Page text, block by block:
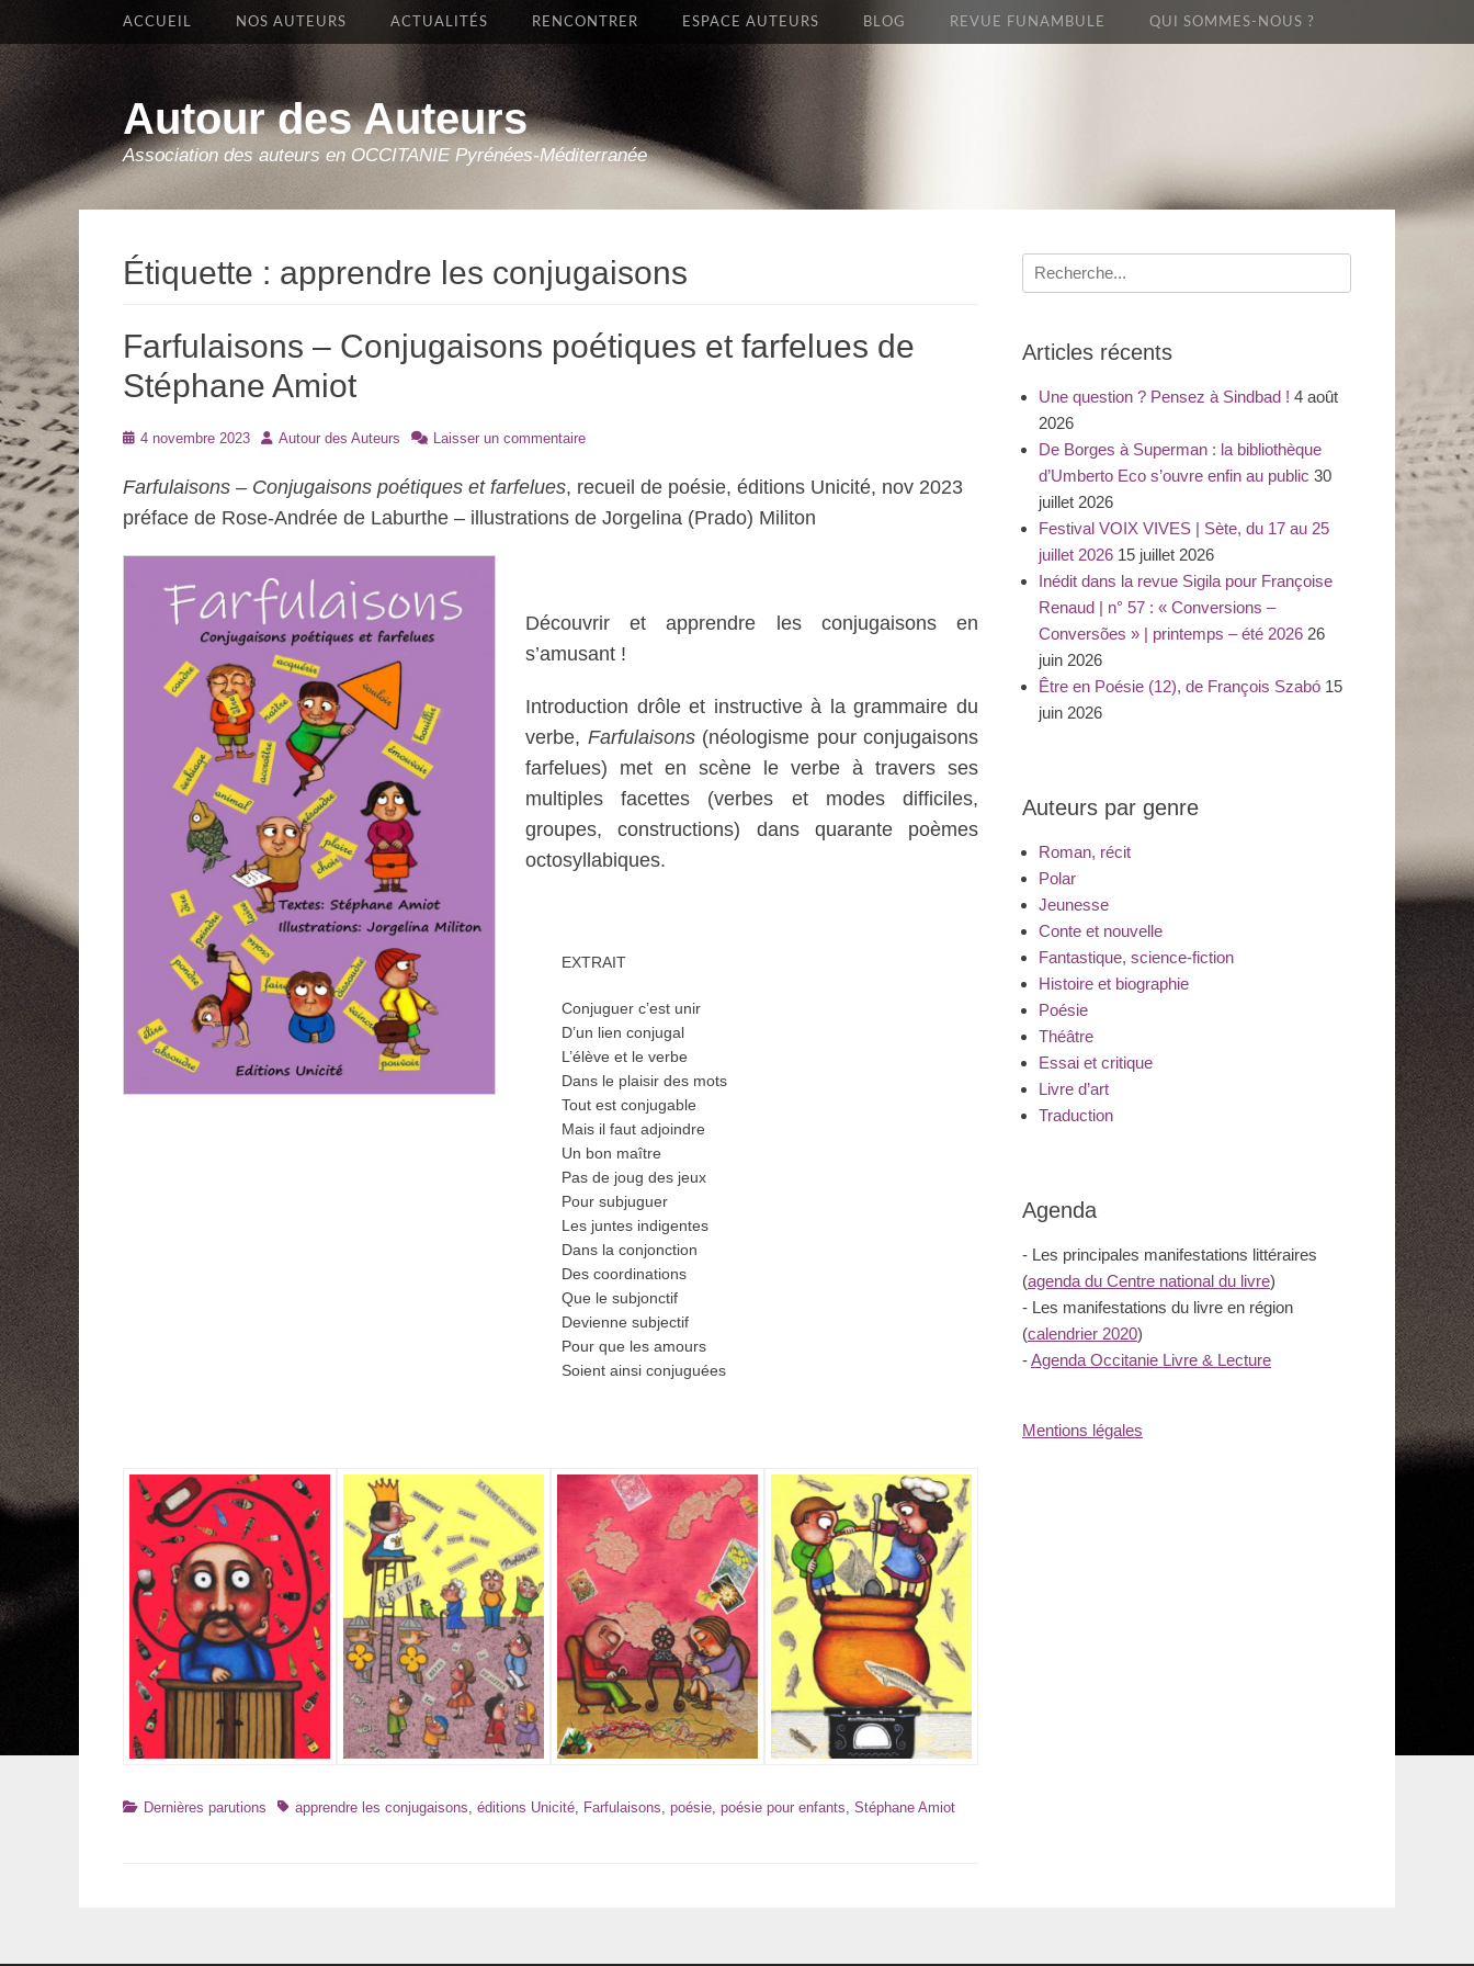
Autour des Auteurs
Association des auteurs en OCCITANIE Pyrénées-Méditerranée
Premier Menu
Aller
ACCUEIL NOS AUTEURS ACTUALITÉS RENCONTRER ESPACE AUTEURS BLOG REVUE FUNAMBULE QUI SOMMES-NOUS ?
Étiquette : apprendre les conjugaisons
Farfulaisons – Conjugaisons poétiques et farfelues de
Stéphane Amiot
Posté4 novembre 2023 Auteur
Autour des Auteurs Laisser un commentaire
Farfulaisons – Conjugaisons poétiques et farfelues, recueil de poésie, éditions Unicité, nov 2023
préface de Rose-Andrée de Laburthe – illustrations de Jorgelina (Prado) Militon
Découvrir et apprendre les conjugaisons en
s’amusant !
Introduction drôle et instructive à la grammaire du
verbe, Farfulaisons(néologisme pour conjugaisons
farfelues) met en scène le verbe à travers ses
multiples facettes (verbes et modes difficiles,
groupes, constructions) dans quarante poèmes
octosyllabiques.
EXTRAIT
Conjuguer c’est unir
D’un lien conjugal
L’élève et le verbe
Dans le plaisir des mots
Tout est conjugable
Mais il faut adjoindre
Un bon maître
Pas de joug des jeux
Pour subjuguer
Les juntes indigentes
Dans la conjonction
Des coordinations
Que le subjonctif
Devienne subjectif
Pour que les amours
Soient ainsi conjuguées
Catégories
Dernières parutions Tagsapprendre les conjugaisons, éditions Unicité, Farfulaisons, poésie, poésie pour enfants, Stéphane Amiot
Recherche
pour
Articles récents
Une question ? Pensez à Sindbad ! 4 août
2026
De Borges à Superman : la bibliothèque
d’Umberto Eco s’ouvre enfin au public 30
juillet 2026
Festival VOIX VIVES | Sète, du 17 au 25
juillet 2026 15 juillet 2026
Inédit dans la revue Sigila pour Françoise
Renaud | n° 57 : « Conversions –
Conversões » | printemps – été 2026 26
juin 2026
Être en Poésie (12), de François Szabó 15
juin 2026
Auteurs par genre
Roman, récit
Polar
Jeunesse
Conte et nouvelle
Fantastique, science-fiction
Histoire et biographie
Poésie
Théâtre
Essai et critique
Livre d’art
Traduction
Agenda
- Les principales manifestations littéraires
(agenda du Centre national du livre)
- Les manifestations du livre en région
(calendrier 2020)
-Agenda Occitanie Livre & Lecture
Mentions légales